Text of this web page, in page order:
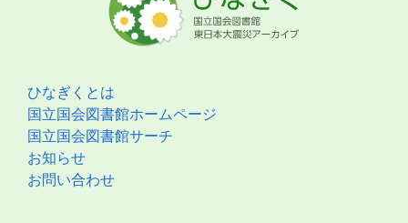
ひなぎくとは
国立国会図書館ホームページ
国立国会図書館サーチ
お知らせ
お問い合わせ